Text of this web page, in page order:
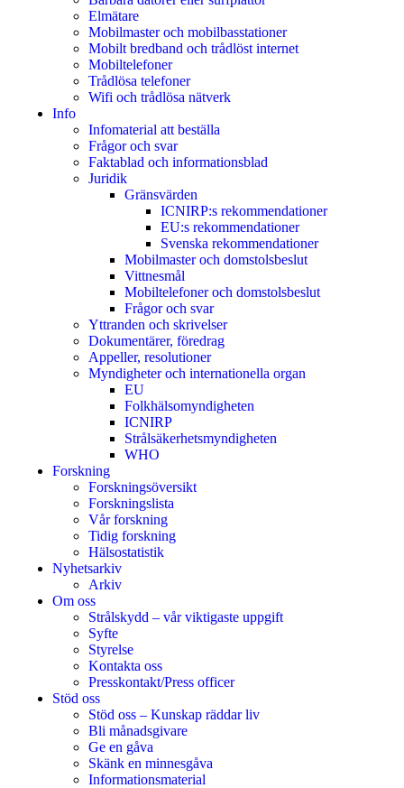
Elmätare
Mobilmaster och mobilbasstationer
Mobilt bredband och trådlöst internet
Mobiltelefoner
Trådlösa telefoner
Wifi och trådlösa nätverk
Info
Infomaterial att beställa
Frågor och svar
Faktablad och informationsblad
Juridik
Gränsvärden
ICNIRP:s rekommendationer
EU:s rekommendationer
Svenska rekommendationer
Mobilmaster och domstolsbeslut
Vittnesmål
Mobiltelefoner och domstolsbeslut
Frågor och svar
Yttranden och skrivelser
Dokumentärer, föredrag
Appeller, resolutioner
Myndigheter och internationella organ
EU
Folkhälsomyndigheten
ICNIRP
Strålsäkerhetsmyndigheten
WHO
Forskning
Forskningsöversikt
Forskningslista
Vår forskning
Tidig forskning
Hälsostatistik
Nyhetsarkiv
Arkiv
Om oss
Strålskydd – vår viktigaste uppgift
Syfte
Styrelse
Kontakta oss
Presskontakt/Press officer
Stöd oss
Stöd oss – Kunskap räddar liv
Bli månadsgivare
Ge en gåva
Skänk en minnesgåva
Informationsmaterial